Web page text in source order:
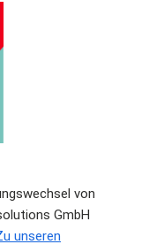
von
GmbH
unseren